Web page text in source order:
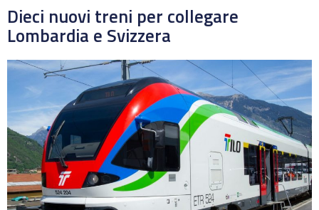
Dieci nuovi treni per collegare
Lombardia e Svizzera